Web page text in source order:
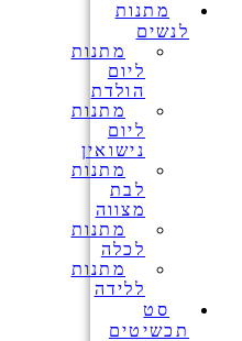
מתנות
לנשים
מתנות
ליום
הולדת
מתנות
ליום
נישואין
מתנות
לבת
מצווה
מתנות
לכלה
מתנות
ללידה
סט
תכשיטים